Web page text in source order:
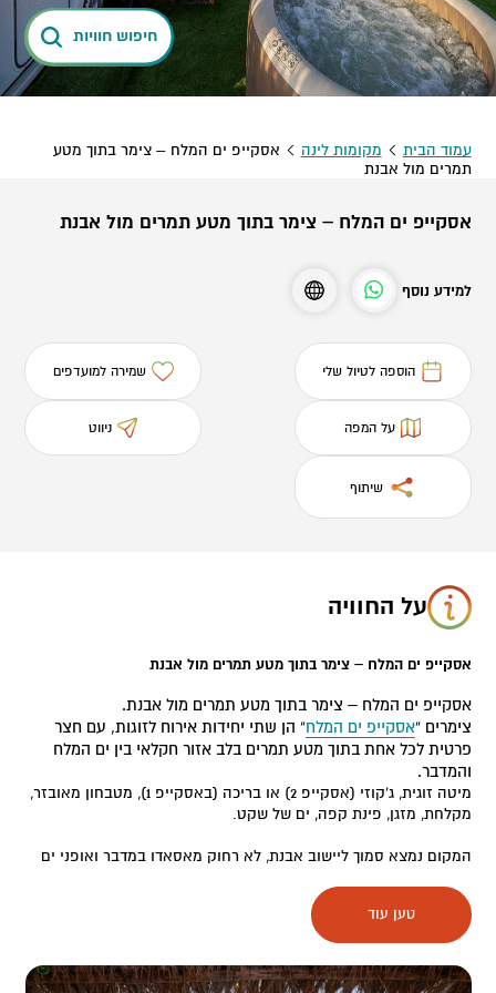
חיפוש חוויות
עמוד הבית מקומות לינה
אסקייפ ים המלח – צימר בתוך מטע
תמרים מול אבנת
אסקייפ ים המלח – צימר בתוך מטע תמרים מול אבנת
למידע נוסף
הוספה לטיול שלי שמירה למועדפים
על המפה ניווט
שיתוף
על החוויה
אסקייפ ים המלח – צימר בתוך מטע תמרים מול אבנת
אסקייפ ים המלח – צימר בתוך מטע תמרים מול אבנת.
צימרים “אסקייפ ים המלח” הן שתי יחידות אירוח לזוגות, עם חצר
פרטית לכל אחת בתוך מטע תמרים בלב אזור חקלאי בין ים המלח
והמדבר.
מיטה זוגית, ג'קוזי (אסקייפ 2) או בריכה (באסקייפ 1), מטבחון מאובזר,
מקלחת, מזגן, פינת קפה, ים של שקט.
המקום נמצא סמוך ליישוב אבנת, לא רחוק מאסאדו במדבר ואופני ים
אין ניתוק – יש חיבור לעצמכם, לנוף, לרוגע.
מחפשים גם אקשן או ארוחה טובה?
יחידת אסקייפ נמצאת ממש ליד:
טען עוד